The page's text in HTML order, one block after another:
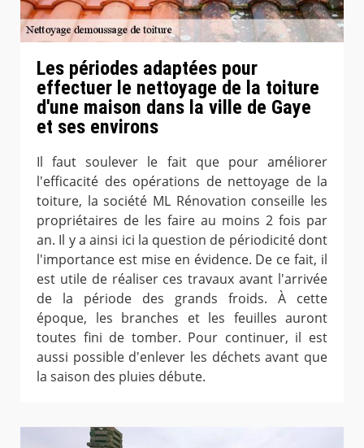
Les périodes adaptées pour
effectuer le nettoyage de la toiture
d'une maison dans la ville de Gaye
et ses environs
Il faut soulever le fait que pour améliorer
l'efficacité des opérations de nettoyage de la
toiture, la société ML Rénovation conseille les
propriétaires de les faire au moins 2 fois par
an. Il y a ainsi ici la question de périodicité dont
l'importance est mise en évidence. De ce fait, il
est utile de réaliser ces travaux avant l'arrivée
de la période des grands froids. À cette
époque, les branches et les feuilles auront
toutes fini de tomber. Pour continuer, il est
aussi possible d'enlever les déchets avant que
la saison des pluies débute.